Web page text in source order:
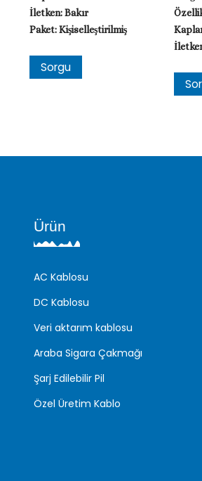
İletken: Bakır
Paket: Kişiselleştirilmiş
Sorgu
Ürün
AC Kablosu
DC Kablosu
Veri aktarım kablosu
Araba Sigara Çakmağı
Şarj Edilebilir Pil
Özel Üretim Kablo